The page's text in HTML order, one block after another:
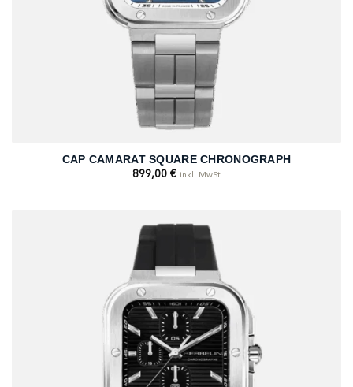
CAP CAMARAT SQUARE CHRONOGRAPH
899,00 € inkl. MwSt